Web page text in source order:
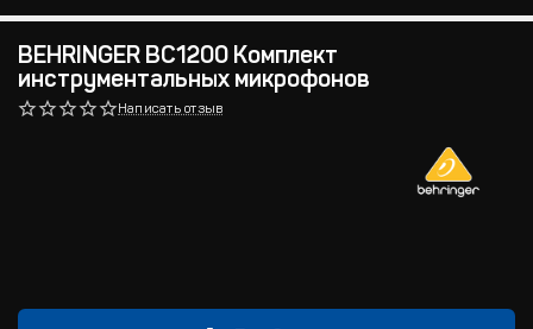
BEHRINGER BC1200 Комплект
инструментальных микрофонов
Написать отзыв